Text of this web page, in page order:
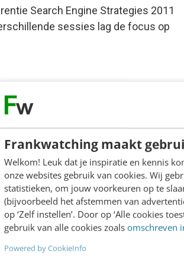
Frankwatching maakt
Welkom! Leuk dat je inspiratie en kennis
onze websites gebruik van cookies. Wij
statistieken, om jouw voorkeuren op te
(bijvoorbeeld het afstemmen van
op ‘Zelf instellen’. Door op ‘Alle cookies
gebruik van alle cookies zoals omschreven
Powered by CookieInfo
Search Engine Strategies 2011
sessies lag de focus op
De nieuwe SEO- &
GEO-spelregels